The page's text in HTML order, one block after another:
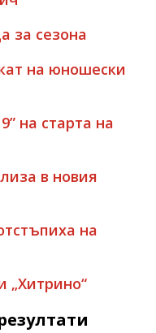
за сезона
на юношески
на старта на
в новия
на
„Хитрино“